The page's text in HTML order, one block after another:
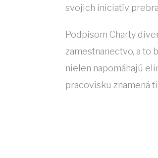
svojich iniciatív
Podpi­som Charty
zamestnanectvo, a to
nielen napomáhajú
pracovisku znamená